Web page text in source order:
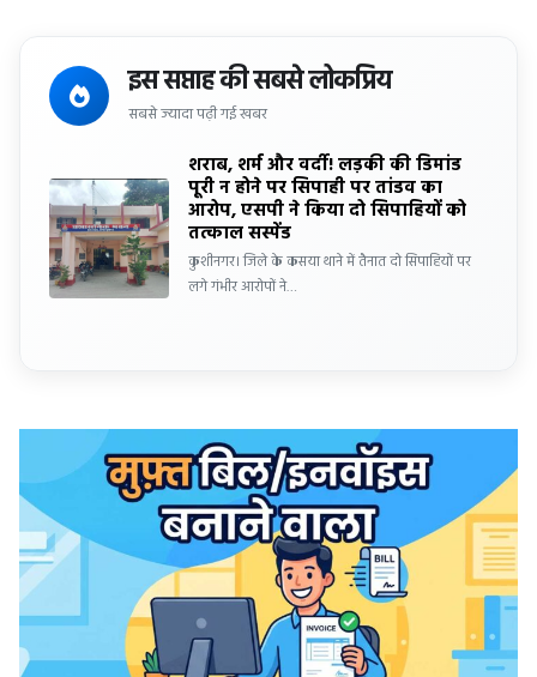
इस सप्ताह की सबसे लोकप्रिय
सबसे ज्यादा पढ़ी गई खबर
शराब, शर्म और वर्दी! लड़की की डिमांड
पूरी न होने पर सिपाही पर तांडव का
आरोप, एसपी ने किया दो सिपाहियों को
तत्काल सस्पेंड
कुशीनगर। जिले के कसया थाने में तैनात दो सिपाहियों पर
लगे गंभीर आरोपों ने…